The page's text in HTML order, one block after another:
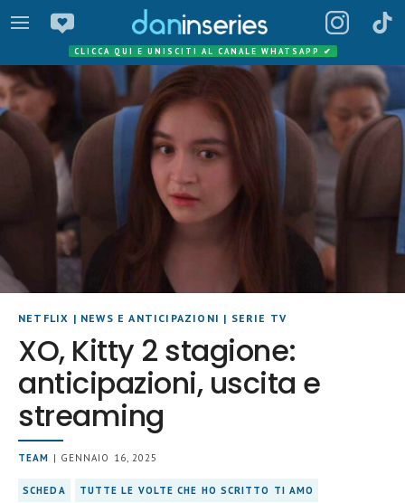
CLICCA QUI E UNISCITI AL CANALE WHATSAPP ✔
NETFLIX | NEWS E ANTICIPAZIONI | SERIE TV
XO, Kitty 2 stagione:
anticipazioni, uscita e
streaming
TEAM | GENNAIO 16, 2025
SCHEDA TUTTE LE VOLTE CHE HO SCRITTO TI AMO